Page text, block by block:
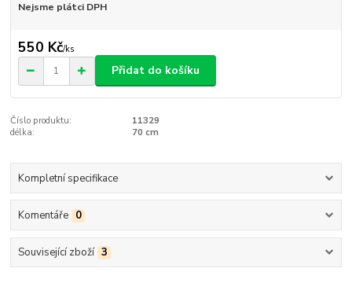
Nejsme plátci DPH
550 Kč/ks
Přidat do košíku
Číslo produktu:
11329
délka:
70 cm
Kompletní specifikace
Komentáře 0
Související zboží 3